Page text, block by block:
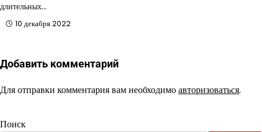
длительных…
10 декабря 2022
Добавить комментарий
Для отправки комментария вам необходимоавторизоваться.
Поиск